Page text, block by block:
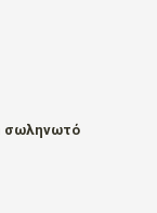
σωληνωτό